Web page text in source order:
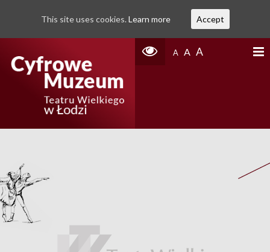
A A A
This site uses cookies. Learn more Accept